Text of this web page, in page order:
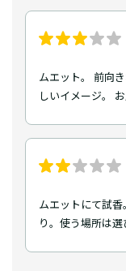
ムエット。 前向
しいイメージ。
ムエットにて試
り。使う場所は選